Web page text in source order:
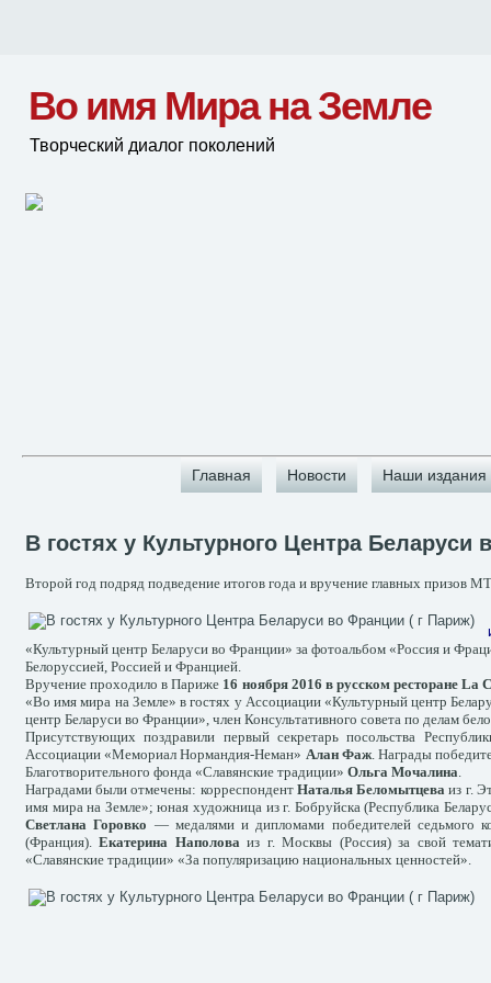
Во имя Мира на Земле
Творческий диалог поколений
Главная Новости Наши издания
В гостях у Культурного Центра Беларуси
Второй год подряд подведение итогов года и вручение главных призов
«Культурный центр Беларуси во Франции» за фотоальбом «Россия и
Белоруссией, Россией и Францией.
Вручение проходило в Париже 16 ноября 2016 в русском ресторане La
«Во имя мира на Земле» в гостях у Ассоциации «Культурный центр
центр Беларуси во Франции», член Консультативного совета по делам
Присутствующих поздравили первый секретарь посольства
Ассоциации «Мемориал Нормандия-Неман» Алан Фаж. Награды
Благотворительного фонда «Славянские традиции» Ольга Мочалина.
Наградами были отмечены: корреспондент Наталья Беломытцева из г.
имя мира на Земле»; юная художница из г. Бобруйска (Республика
Светлана Горовко — медалями и дипломами победителей седьмого
(Франция).Екатерина Наполоваиз г. Москвы (Россия) за свой
«Славянские традиции» «За популяризацию национальных ценностей».